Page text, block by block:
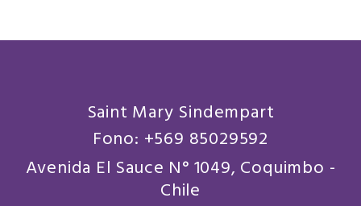
Saint Mary Sindempart
Fono: +569 85029592
Avenida El Sauce N° 1049, Coquimbo -
Chile